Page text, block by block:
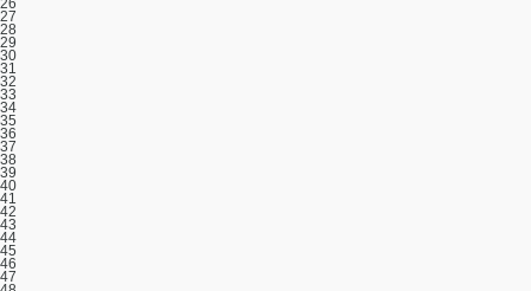
27
28
29
30
31
32
33
34
35
36
37
38
39
40
41
42
43
44
45
46
47